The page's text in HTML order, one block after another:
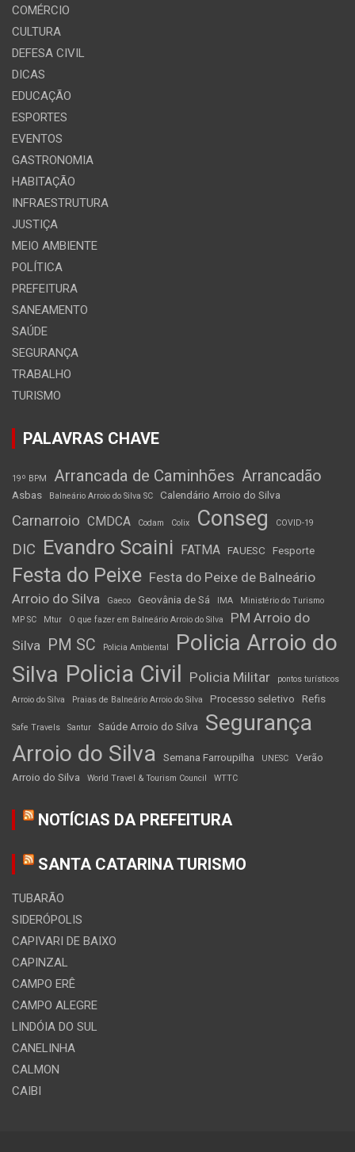
COMÉRCIO
CULTURA
DEFESA CIVIL
DICAS
EDUCAÇÃO
ESPORTES
EVENTOS
GASTRONOMIA
HABITAÇÃO
INFRAESTRUTURA
JUSTIÇA
MEIO AMBIENTE
POLÍTICA
PREFEITURA
SANEAMENTO
SAÚDE
SEGURANÇA
TRABALHO
TURISMO
PALAVRAS CHAVE
19º BPM Arrancada de Caminhões Arrancadão
Asbas Balneário Arroio do Silva SC Calendário Arroio do Silva
Carnarroio CMDCA Codam Colix Conseg COVID-19
DIC Evandro Scaini FATMA FAUESC Fesporte
Festa do Peixe Festa do Peixe de Balneário
Arroio do Silva
Gaeco Geovânia de Sá IMA
Ministério do Turismo
MP SC
Mtur O que fazer em Balneário Arroio do Silva
PM Arroio do
Silva PM SC Policia Ambiental
Policia Arroio do
Silva Policia Civil Policia Militar
pontos turísticos
Arroio do Silva
Praias de Balneário Arroio do Silva Processo seletivo Refis
Safe Travels Santur Saúde Arroio do Silva
Segurança
Arroio do Silva
Semana Farroupilha UNESC
Verão
Arroio do Silva
World Travel & Tourism Council WTTC
NOTÍCIAS DA PREFEITURA
SANTA CATARINA TURISMO
TUBARÃO
SIDERÓPOLIS
CAPIVARI DE BAIXO
CAPINZAL
CAMPO ERÊ
CAMPO ALEGRE
LINDÓIA DO SUL
CANELINHA
CALMON
CAIBI